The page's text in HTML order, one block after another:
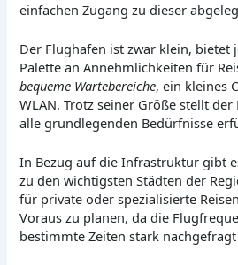
einfachen Zugang zu dieser
Der Flughafen ist zwar klein, bietet
Palette an Annehmlichkeiten für
bequeme Wartebereiche, ein kleines
WLAN. Trotz seiner Größe stellt der
alle grundlegenden Bedürfnisse
In Bezug auf die Infrastruktur gibt
zu den wichtigsten Städten der
für private oder spezialisierte
Voraus zu planen, da die
bestimmte Zeiten stark